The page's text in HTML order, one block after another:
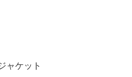
ャケット